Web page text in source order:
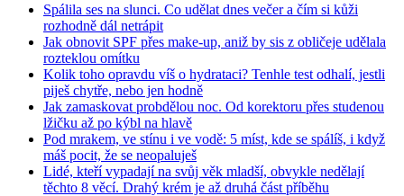
Spálila ses na slunci. Co udělat dnes večer a čím si kůži
rozhodně dál netrápit
Jak obnovit SPF přes make-up, aniž by sis z obličeje udělala
rozteklou omítku
Kolik toho opravdu víš o hydrataci? Tenhle test odhalí, jestli
piješ chytře, nebo jen hodně
Jak zamaskovat probdělou noc. Od korektoru přes studenou
lžičku až po kýbl na hlavě
Pod mrakem, ve stínu i ve vodě: 5 míst, kde se spálíš, i když
máš pocit, že se neopaluješ
Lidé, kteří vypadají na svůj věk mladší, obvykle nedělají
těchto 8 věcí. Drahý krém je až druhá část příběhu